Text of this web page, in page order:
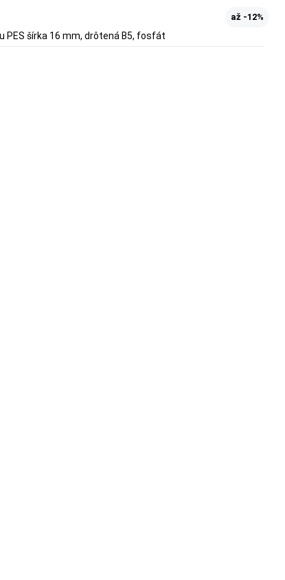
až -12%
PES šírka 16 mm, drôtená B5, fosfát